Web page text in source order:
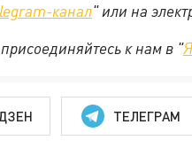
канал" или на
к нам в "
ДЗЕН ТЕЛЕГРАМ